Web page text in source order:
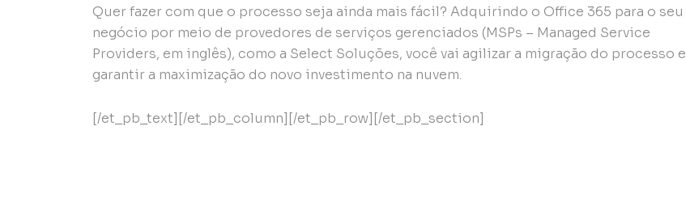
Quer fazer com que o processo seja ainda mais fácil? Adquirindo o Office 365 para o seu
negócio por meio de provedores de serviços gerenciados (MSPs – Managed Service
Providers, em inglês), como a Select Soluções, você vai agilizar a migração do processo e
garantir a maximização do novo investimento na nuvem.
[/et_pb_text][/et_pb_column][/et_pb_row][/et_pb_section]